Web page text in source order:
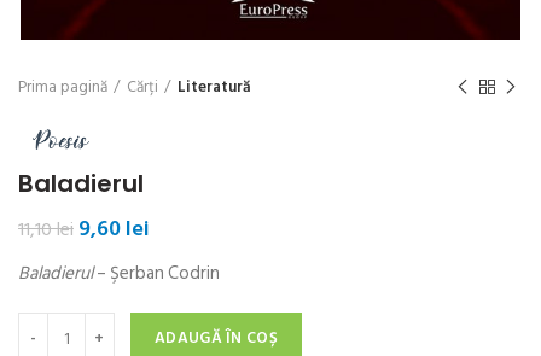
Prima pagină Cărți Literatură
Baladierul
11,10leiPrețul
a
fost:
11,10 lei.
9,60lei
este:
9,60 lei.
Baladierul– Şerban Codrin
ADAUGĂ ÎN COȘ